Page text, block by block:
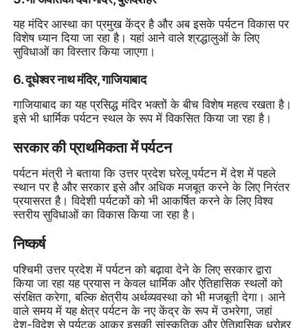
यह मंदिर आस्था का प्रमुख केंद्र है और अब इसके पर्यटन विकास पर
विशेष ध्यान दिया जा रहा है। यहां आने वाले श्रद्धालुओं के लिए
सुविधाओं का विस्तार किया जाएगा।
6. दूधेश्वर नाथ मंदिर, गाजियाबाद
गाजियाबाद का यह प्रसिद्ध मंदिर भक्तों के बीच विशेष महत्व रखता है।
इसे भी धार्मिक पर्यटन स्थल के रूप में विकसित किया जा रहा है।
सरकार की प्राथमिकता में पर्यटन
पर्यटन मंत्री ने बताया कि उत्तर प्रदेश घरेलू पर्यटन में देश में पहले
स्थान पर है और सरकार इसे और अधिक मजबूत करने के लिए निरंतर
प्रयासरत है। विदेशी पर्यटकों को भी आकर्षित करने के लिए विश्व
स्तरीय सुविधाओं का विकास किया जा रहा है।
निष्कर्ष
पश्चिमी उत्तर प्रदेश में पर्यटन को बढ़ावा देने के लिए सरकार द्वारा
किया जा रहा यह प्रयास न केवल धार्मिक और ऐतिहासिक स्थलों को
संरक्षित करेगा, बल्कि क्षेत्रीय अर्थव्यवस्था को भी मजबूती देगा। आने
वाले समय में यह क्षेत्र पर्यटन के नए केंद्र के रूप में उभरेगा, जहां
देश-विदेश से पर्यटक आकर इसकी सांस्कृतिक और ऐतिहासिक धरोहर